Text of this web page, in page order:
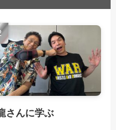
さんに学ぶ